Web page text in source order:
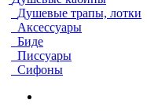
Душевые трапы, лотки
Аксессуары
Биде
Писсуары
Сифоны